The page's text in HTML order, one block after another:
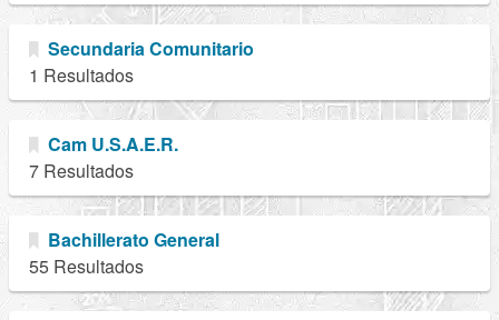
Secundaria Comunitario
1 Resultados
Cam U.S.A.E.R.
7 Resultados
Bachillerato General
55 Resultados